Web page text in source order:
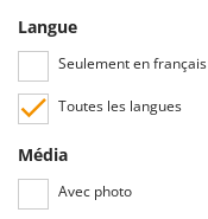
Langue
Seulement en français
Toutes les langues
Média
Avec photo